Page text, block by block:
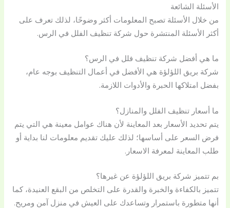
الأسئلة الشائعة
من خلال الأسئلة تصبح المعلومات أكثر وضوحًا، لذلك تعرف على
أكثر الأسئلة المنتشرة حول شركة تنظيف الفلل في الرس.
ما هي أفضل شركة تنظيف فلل في الرس؟
شركة بريق اللؤلؤة هي الأفضل في أعمال التنظيف بوجه عام،
بفضل امتلاكها الحبرة والأدوات اللازمة.
ما أسعار تنظيف الفلل والمنازل؟
يتم تحديد الأسعار بعد المعاينة لأن هناك عوامل معينة هي التي يتم
فرض السعر على أساسها؛ لذلك عليك تقديم معلومات لنا بداية أو
طلب المعاينة لمعرفة الاسعار.
بم تتميز شركة بريق اللؤلؤة عن غيرها؟
تتميز بالكفاءة والخبرة والقدرة على التخلص من البقع العنيدة، كما
أنها متطورة باستمرار وتساعدك على العيش في منزل آمن ومريح.